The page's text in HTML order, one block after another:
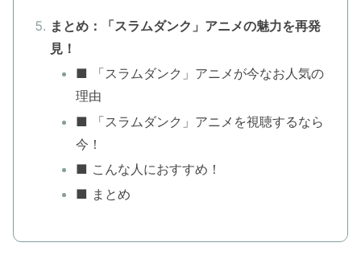
まとめ：「スラムダンク」アニメの魅力を再発
見！
■ 「スラムダンク」アニメが今なお人気の
理由
■ 「スラムダンク」アニメを視聴するなら
今！
■ こんな人におすすめ！
■ まとめ